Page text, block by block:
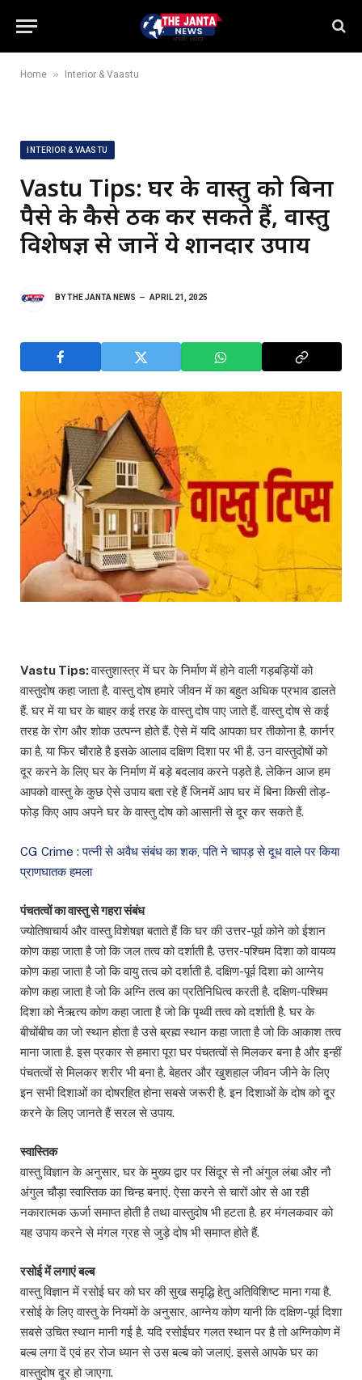
Home » Interior & Vaastu
INTERIOR & VAASTU
Vastu Tips: घर के वास्तु को बिना
पैसे के कैसे ठीक कर सकते हैं, वास्तु
विशेषज्ञ से जानें ये शानदार उपाय
BYTHE JANTA NEWS APRIL 21, 2025
Vastu Tips:वास्तुशास्त्र में घर के निर्माण में होने वाली गड़बड़ियों को
वास्तुदोष कहा जाता है. वास्तु दोष हमारे जीवन में का बहुत अधिक प्रभाव डालते
हैं. घर में या घर के बाहर कई तरह के वास्तु दोष पाए जाते हैं. वास्तु दोष से कई
तरह के रोग और शोक उत्पन्न होते हैं. ऐसे में यदि आपका घर तीकोना है, कार्नर
का है, या फिर चौराहे है इसके आलाव दक्षिण दिशा पर भी है. उन वास्तुदोषों को
दूर करने के लिए घर के निर्माण में बड़े बदलाव करने पड़ते है. लेकिन आज हम
आपको वास्तु के कुछ ऐसे उपाय बता रहे हैं जिनमें आप घर में बिना किसी तोड़-
फोड़ किए आप अपने घर के वास्तु दोष को आसानी से दूर कर सकते हैं.
CG Crime : पत्नी से अवैध संबंध का शक, पति ने चापड़ से दूध वाले पर किया
प्राणघातक हमला
पंचतत्वों का वास्तु से गहरा संबंध
ज्योतिषाचार्य और वास्तु विशेषज्ञ बताते हैं कि घर की उत्तर-पूर्व कोने को ईशान
कोण कहा जाता है जो कि जल तत्व को दर्शाती है. उत्तर-पश्चिम दिशा को वायव्य
कोण कहा जाता है जो कि वायु तत्व को दर्शाती है. दक्षिण-पूर्व दिशा को आग्नेय
कोण कहा जाता है जो कि अग्नि तत्व का प्रतिनिधित्व करती है. दक्षिण-पश्चिम
दिशा को नैऋत्य कोण कहा जाता है जो कि पृथ्वी तत्व को दर्शाती है. घर के
बीचोंबीच का जो स्थान होता है उसे ब्रह्म स्थान कहा जाता है जो कि आकाश तत्व
माना जाता है. इस प्रकार से हमारा पूरा घर पंचतत्वों से मिलकर बना है और इन्हीं
पंचतत्वों से मिलकर शरीर भी बना है. बेहतर और खुशहाल जीवन जीने के लिए
इन सभी दिशाओं का दोषरहित होना सबसे जरूरी है. इन दिशाओं के दोष को दूर
करने के लिए जानते हैं सरल से उपाय.
स्वास्तिक
वास्तु विज्ञान के अनुसार, घर के मुख्य द्वार पर सिंदूर से नौ अंगुल लंबा और नौ
अंगुल चौड़ा स्वास्तिक का चिन्ह बनाएं. ऐसा करने से चारों ओर से आ रही
नकारात्मक ऊर्जा समाप्त होती है तथा वास्तुदोष भी हटता है. हर मंगलकवार को
यह उपाय करने से मंगल ग्रह से जुड़े दोष भी समाप्त होते हैं.
रसोई में लगाएं बल्ब
वास्तु विज्ञान में रसोई घर को घर की सुख समृद्धि हेतु अतिविशिष्ट माना गया है.
रसोई के लिए वास्तु के नियमों के अनुसार, आग्नेय कोण यानी कि दक्षिण-पूर्व दिशा
सबसे उचित स्थान मानी गई है. यदि रसोईघर गलत स्थान पर है तो अग्निकोण में
बल्ब लगा दें एवं हर रोज ध्यान से उस बल्ब को जलाएं. इससे आपके घर का
वास्तुदोष दूर हो जाएगा.